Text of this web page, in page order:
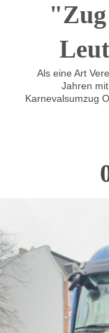
Als eine Art
Jahren
Karnevalsumzug